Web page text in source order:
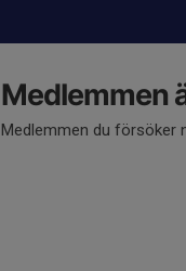
Medlemmen
Medlemmen du försöker